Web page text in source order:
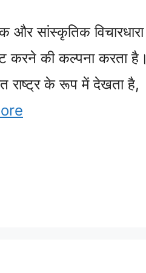
सांस्कृतिक विचारधारा
करने की कल्पना करता है।
राष्ट्र के रूप में देखता है,